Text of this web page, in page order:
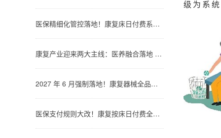
医保精细化管控落地！康复床日付费系统试运行，无疗效康复不予结算
康复产业迎来两大主线：医养融合落地 + 国产智能康复设备批量下沉市场
2027 年 6 月强制落地！康复器械全品类 UDI 溯源，无码产品禁止政府采购与医保结算
医保支付规则大改！康复按床日付费全省落地，超期无疗效直接拒付
级为系